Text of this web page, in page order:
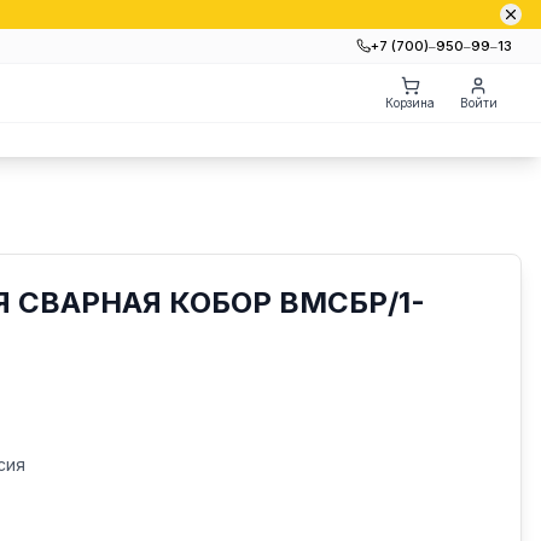
+7 (700)‒950‒99‒13
Корзина Войти
СВАРНАЯ КОБОР ВМСБР/1-